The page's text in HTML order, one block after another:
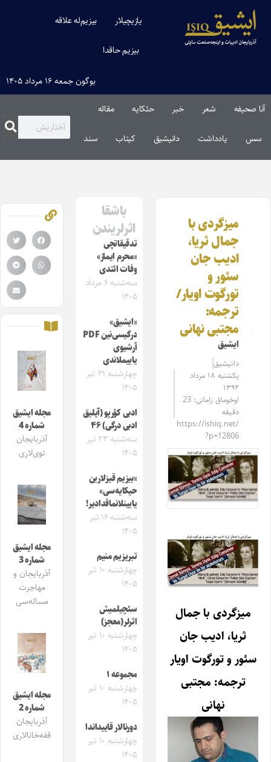
یازیچیلار بیزیم‌له علاقه
بیزیم حاقدا
بوگون جمعه ۱۶ مرداد ۱۴۰۵
آنا صحیفه شعر خبر حئکایه مقاله‌
سس یادداشت دانیشیق کیتاب سند
میزگردی با
جمال ثریا،
ادیب جان
سئور و
تورگوت اویار/
ترجمه:
مجتبی نهانی
ایشیق
دانیشیق
یکشنبه ۱۸ مرداد
۱۳۹۴
اوخوماق زامانی: 23
دقیقه
https://ishiq.net/
?p=12806
میزگردی با جمال
ثریا، ادیب جان
سئور و تورگوت اویار
ترجمه: مجتبی
نهانی
باشقا
اثرلریندن
تدقیقاتچی
«محرم ایماز»
وفات ائتدی
سه‌شنبه ۶ مرداد
۱۴۰۵
«ایشیق»
درگیسی‌نین PDF
آرشیوی
یاییملاندی
چهارشنبه ۳۱ تیر
۱۴۰۵
ادبی کؤرپو (آیلیق
ادبی درگی) ۴۶
سه‌شنبه ۲۳ تیر
۱۴۰۵
«بیزیم قیزلارین
حیکایه‌سی»
یایینلانماقدادیر!
سه‌شنبه ۱۶ تیر
۱۴۰۵
تبریزیم منیم
چهارشنبه ۱۰ تیر
۱۴۰۵
سئچیلمیش
اثرلر(معجز)
چهارشنبه ۱۰ تیر
۱۴۰۵
مجموعه ۱
چهارشنبه ۱۰ تیر
۱۴۰۵
دورنالار قاییداندا
چهارشنبه ۱۰ تیر
۱۴۰۵
مجله ایشیق
شماره 4
آذربایجان
توی‌لاری
مجله ایشیق
شماره 3
آذربایجان و
مهاجرت
مساله‌سی
مجله ایشیق
شماره 2
آذربایجان
قفه‌خانالاری